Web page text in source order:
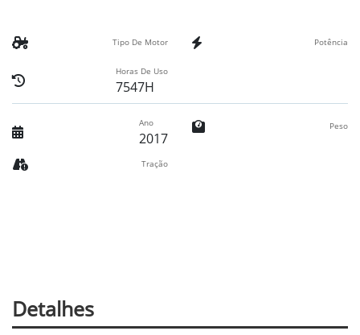
Tipo De Motor Potência
Horas De Uso
7547H
Ano
2017
Peso
Tração
Detalhes